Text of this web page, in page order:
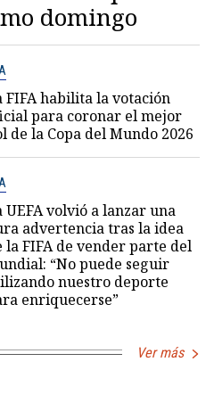
domingo
FIFA habilita la votación
para coronar el mejor
de la Copa del Mundo 2026
UEFA volvió a lanzar una
advertencia tras la idea
la FIFA de vender parte del
“No puede seguir
nuestro deporte
enriquecerse”
Ver más